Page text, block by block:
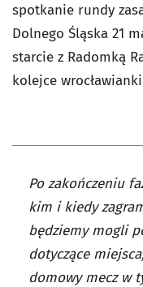
spotkanie rundy
Dolnego Śląska 21
starcie z Radomką
kolejce
Po zakończeniu
kim i kiedy
będziemy mogli
dotyczące
domowy mecz w